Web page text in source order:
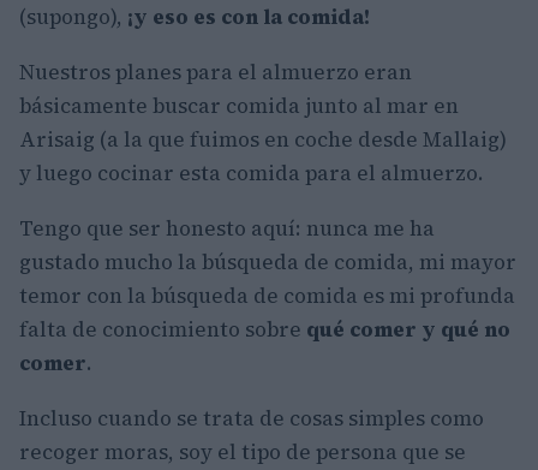
(supongo), ¡y eso es con la comida!
Nuestros planes para el almuerzo eran
básicamente buscar comida junto al mar en
Arisaig (a la que fuimos en coche desde Mallaig)
y luego cocinar esta comida para el almuerzo.
Tengo que ser honesto aquí: nunca me ha
gustado mucho la búsqueda de comida, mi mayor
temor con la búsqueda de comida es mi profunda
falta de conocimiento sobre qué comer y qué no
comer.
Incluso cuando se trata de cosas simples como
recoger moras, soy el tipo de persona que se